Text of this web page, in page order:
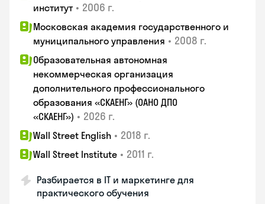
институт • 2006 г.
Московская академия государственного и
муниципального управления • 2008 г.
Образовательная автономная
некоммерческая организация
дополнительного профессионального
образования «СКАЕНГ» (ОАНО ДПО
«СКАЕНГ») • 2026 г.
Wall Street English • 2018 г.
Wall Street Institute • 2011 г.
Разбирается в IT и маркетинге для
практического обучения